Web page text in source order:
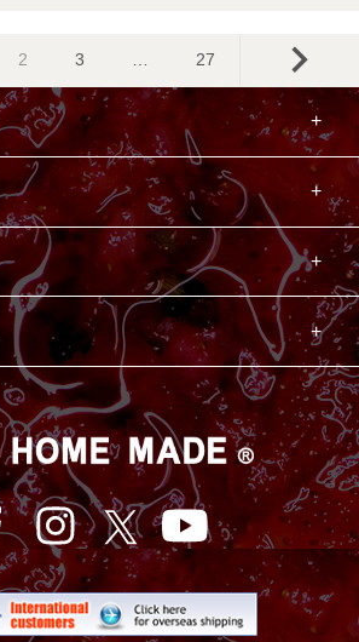
2 3 … 27